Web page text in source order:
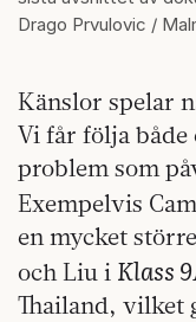
Drago Prvulovic /
Känslor spelar
Vi får följa både
problem som
Exempelvis
en mycket
och Liu i Klass
Thailand, vilket